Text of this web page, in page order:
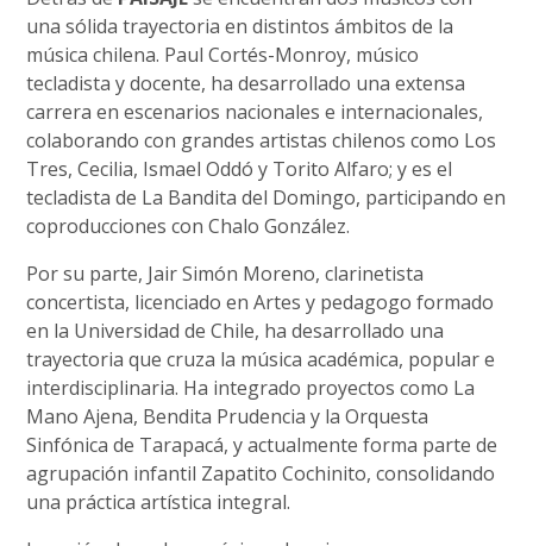
una sólida trayectoria en distintos ámbitos de la
música chilena. Paul Cortés-Monroy, músico
tecladista y docente, ha desarrollado una extensa
carrera en escenarios nacionales e internacionales,
colaborando con grandes artistas chilenos como Los
Tres, Cecilia, Ismael Oddó y Torito Alfaro; y es el
tecladista de La Bandita del Domingo, participando en
coproducciones con Chalo González.
Por su parte, Jair Simón Moreno, clarinetista
concertista, licenciado en Artes y pedagogo formado
en la Universidad de Chile, ha desarrollado una
trayectoria que cruza la música académica, popular e
interdisciplinaria. Ha integrado proyectos como La
Mano Ajena, Bendita Prudencia y la Orquesta
Sinfónica de Tarapacá, y actualmente forma parte de
agrupación infantil Zapatito Cochinito, consolidando
una práctica artística integral.